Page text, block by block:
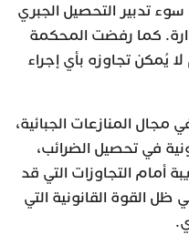
تدبير التحصيل الجبري
كما رفضت المحكمة
يُمكن تجاوزه بأي إجراء
المنازعات الجبائية،
في تحصيل الضرائب،
أمام التجاوزات التي قد
القوة القانونية التي